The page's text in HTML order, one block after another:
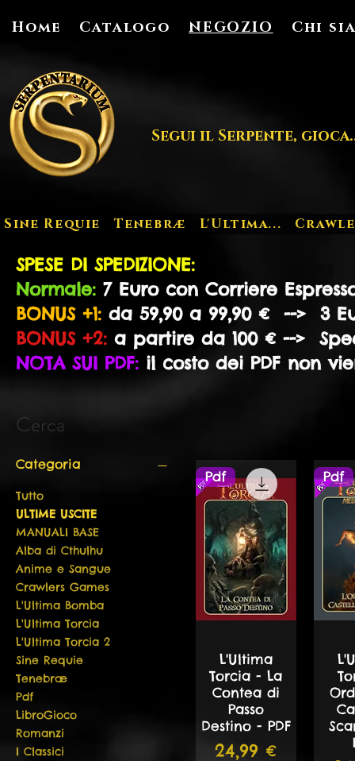
Home Catalogo NEGOZIO Chi
Segui il Serpente,
Sine Requie Tenebræ L'Ultima...
SPESE DI SPEDIZIONE:
Normale: 7 Euro con Corriere
BONUS +1: da 59,90 a 99,90 € --> 3
BONUS +2: a partire da 100 € -->
NOTA SUI PDF: il costo dei PDF non
Cerca
Categoria
Tutto
ULTIME USCITE
MANUALI BASE
Alba di Cthulhu
Anime e Sangue
Crawlers Games
L'Ultima Bomba
L'Ultima Torcia
L'Ultima Torcia 2
Sine Requie
Tenebræ
Pdf
LibroGioco
Romanzi
I Classici
Pdf
L'Ultima
Torcia - La
Contea di
Passo
Destino - PDF
Prezzo
24,99 €
Pdf